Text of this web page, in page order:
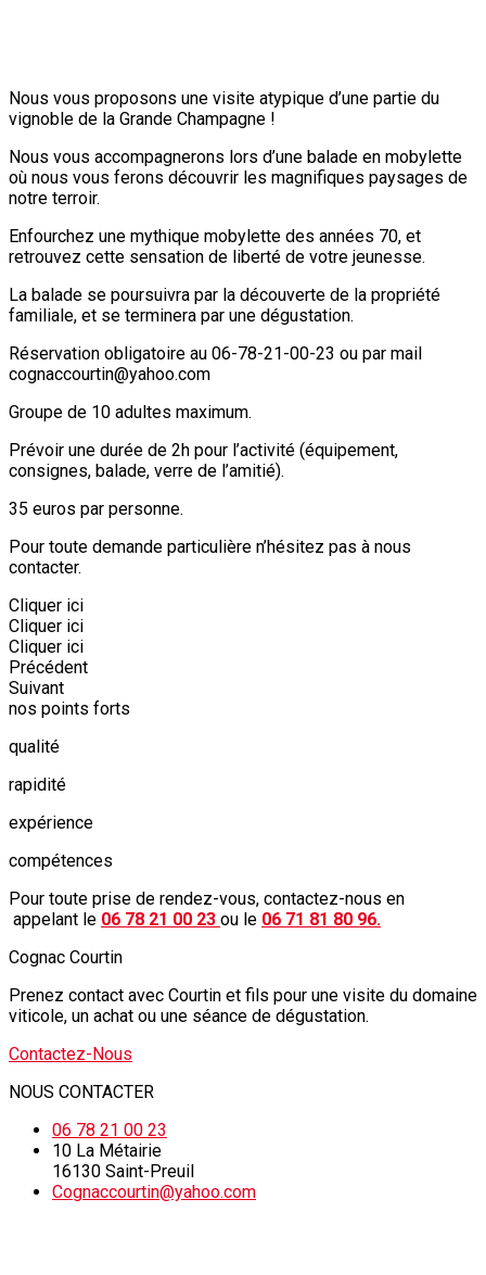
Nous vous proposons une visite atypique d’une partie du
vignoble de la Grande Champagne !
Nous vous accompagnerons lors d’une balade en mobylette
où nous vous ferons découvrir les magnifiques paysages de
notre terroir.
Enfourchez une mythique mobylette des années 70, et
retrouvez cette sensation de liberté de votre jeunesse.
La balade se poursuivra par la découverte de la propriété
familiale, et se terminera par une dégustation.
Réservation obligatoire au 06-78-21-00-23 ou par mail
cognaccourtin@yahoo.com
Groupe de 10 adultes maximum.
Prévoir une durée de 2h pour l’activité (équipement,
consignes, balade, verre de l’amitié).
35 euros par personne.
Pour toute demande particulière n’hésitez pas à nous
contacter.
Cliquer ici
Cliquer ici
Cliquer ici
Précédent
Suivant
nos points forts
qualité
rapidité
expérience
compétences
Pour toute prise de rendez-vous, contactez-nous en
appelant le 06 78 21 00 23 ou le 06 71 81 80 96.
Cognac Courtin
Prenez contact avec Courtin et fils pour une visite du domaine
viticole, un achat ou une séance de dégustation.
Contactez-Nous
NOUS CONTACTER
06 78 21 00 23
10 La Métairie
16130 Saint-Preuil
Cognaccourtin@yahoo.com